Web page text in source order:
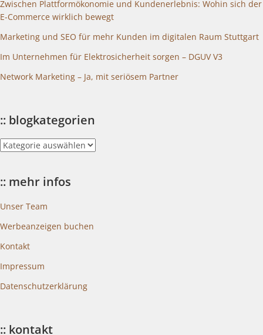
Zwischen Plattformökonomie und Kundenerlebnis: Wohin sich der
E-Commerce wirklich bewegt
Marketing und SEO für mehr Kunden im digitalen Raum Stuttgart
Im Unternehmen für Elektrosicherheit sorgen – DGUV V3
Network Marketing – Ja, mit seriösem Partner
:: blogkategorien
::
blogkategorien
:: mehr infos
Unser Team
Werbeanzeigen buchen
Kontakt
Impressum
Datenschutzerklärung
:: kontakt